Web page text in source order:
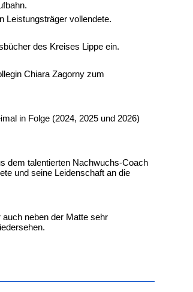
Leistungsträger vollendete.
des Kreises Lippe ein.
Chiara Zagorny zum
in Folge (2024, 2025 und 2026)
dem talentierten Nachwuchs-Coach
und seine Leidenschaft an die
neben der Matte sehr